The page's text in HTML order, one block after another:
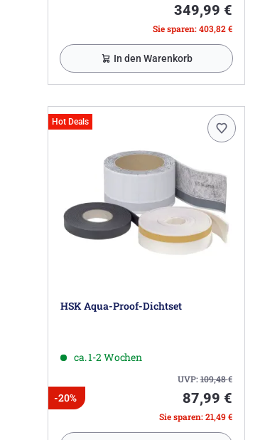
349,99 €
Sie sparen: 403,82 €
In den Warenkorb
Hot Deals
HSK Aqua-Proof-Dichtset
ca. 1-2 Wochen
UVP:109,48€
-20% 87,99 €
Sie sparen: 21,49 €